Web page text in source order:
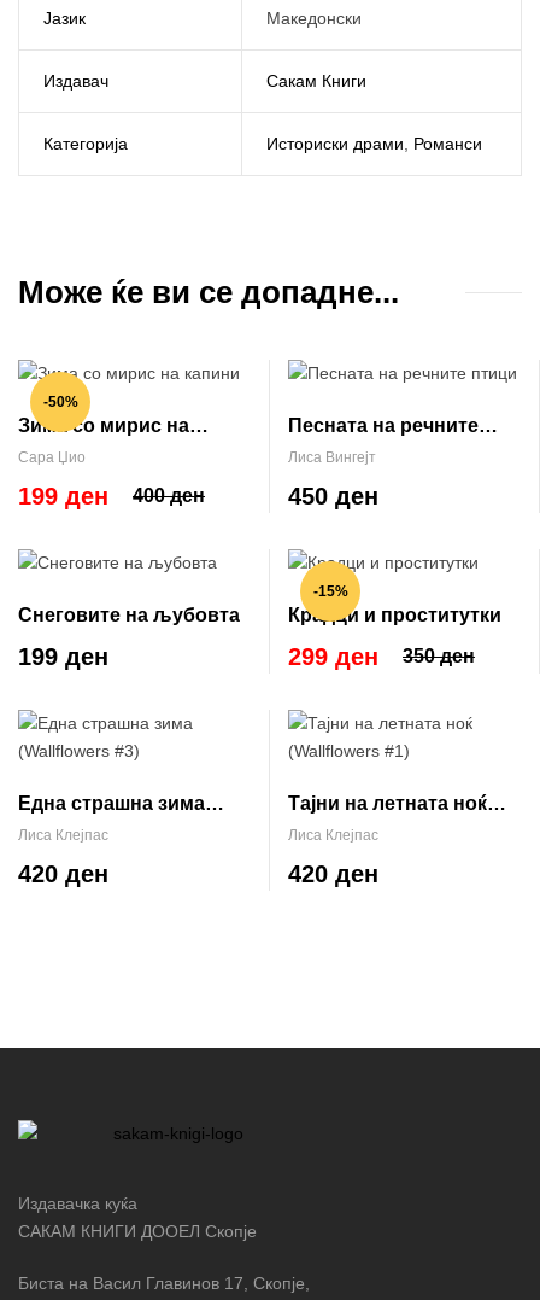
Јазик Македонски
Издавач Сакам Книги
Категорија Историски драми, Романси
Може ќе ви се допадне...
-50%
Зима со мирис на
капини
Сара Џио
400 ден
199 ден
Песната на речните
птици
Лиса Вингејт
450 ден
Снеговите на љубовта
199 ден
-15%
Крадци и проститутки
350 ден
299 ден
Една страшна зима
(Wallflowers #3)
Лиса Клејпас
420 ден
Тајни на летната ноќ
(Wallflowers #1)
Лиса Клејпас
420 ден
Издавачка куќа
САКАМ КНИГИ ДООЕЛ Скопје
Биста на Васил Главинов 17, Скопје,